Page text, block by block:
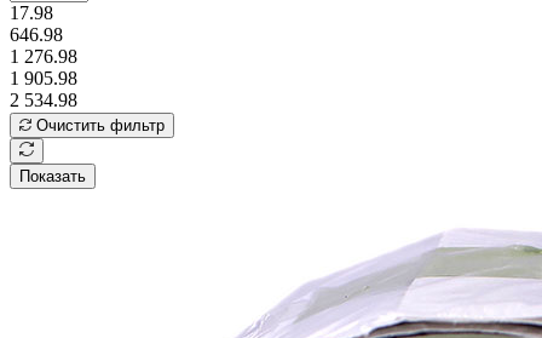
17.98
646.98
1 276.98
1 905.98
2 534.98
Очистить фильтр
Показать